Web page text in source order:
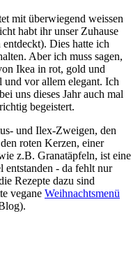
mit überwiegend weissen
habt ihr unser Zuhause
Dies hatte ich
Aber ich muss sagen,
Ikea in rot, gold und
vor allem elegant. Ich
uns dieses Jahr auch mal
begeistert.
und Ilex-Zweigen, den
roten Kerzen, einer
z.B. Granatäpfeln, ist eine
entstanden - da fehlt nur
Rezepte dazu sind
vegane Weihnachtsmenü